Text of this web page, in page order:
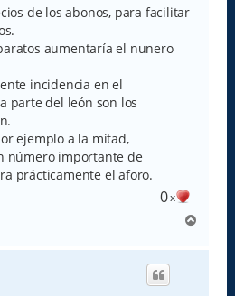
de los abonos, para facilitar
aumentaría el nunero
incidencia en el
parte del león son los
ejemplo a la mitad,
número importante de
prácticamente el aforo.
0x
r